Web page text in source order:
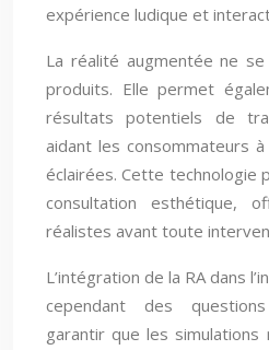
expérience ludique et
La réalité augmentée ne
produits. Elle permet
résultats potentiels de
aidant les consommateurs
éclairées. Cette technologie
consultation esthétique,
réalistes avant toute
L’intégration de la RA dans
cependant des
garantir que les